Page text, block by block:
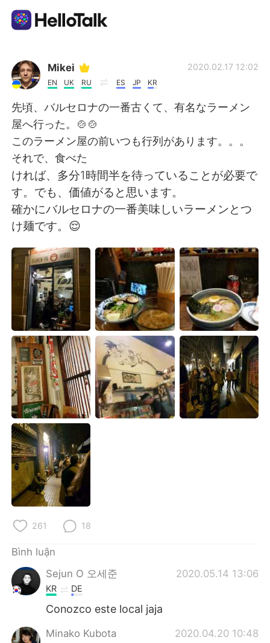
Ứng dụng trao đổi ngôn ngữ
AI Grammar Checker
Tiếng Việt
English 简体中文
繁體中文 Español
Deutsch 日本語
한국어 Русский
ไทย Indonesia
Italiano Türkçe
Português
Mikei
EN UK RU ES JP KR
2020.02.17 12:02
先頃、バルセロナの一番古くて、有名なラーメン
屋へ行った。🍲🍲
このラーメン屋の前いつも行列があります。。。
それで、食べた
ければ、多分1時間半を待っていることが必要で
す。でも、価値がると思います。
確かにバルセロナの一番美味しいラーメンとつ
け麺です。😌
261 18
Bình luận
Sejun O 오세준
2020.05.14 13:06
KR DE
Conozco este local jaja
Minako Kubota 2020.04.20 10:48